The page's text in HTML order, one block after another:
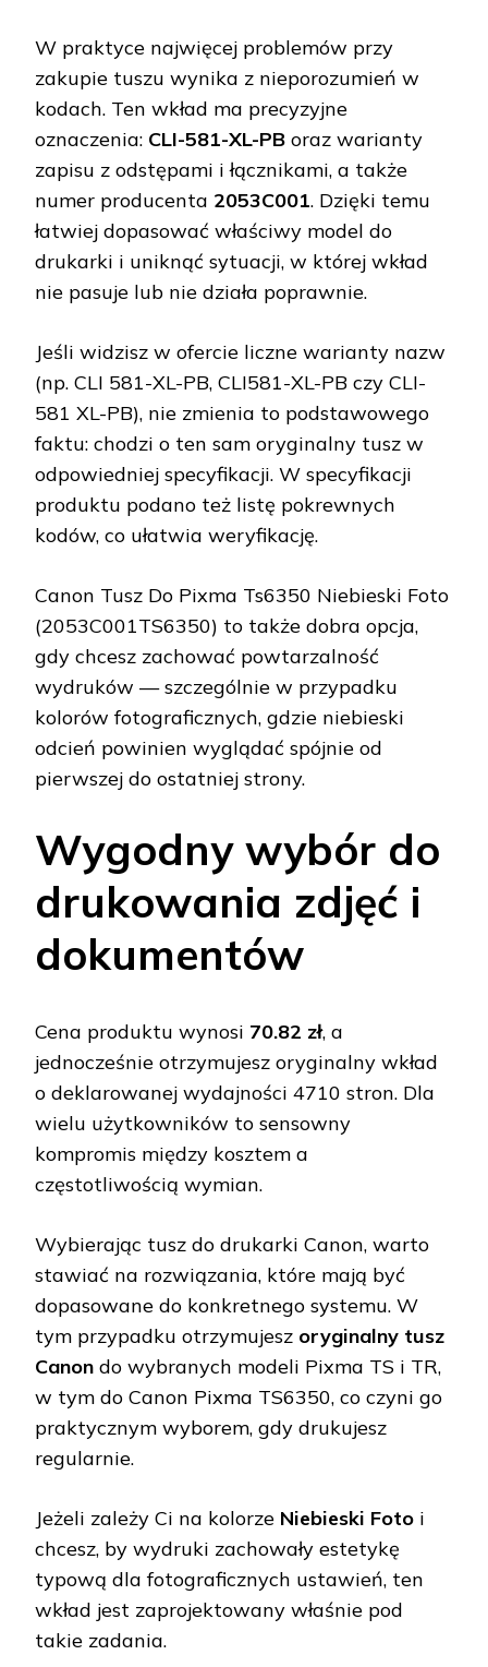
W praktyce najwięcej problemów przy
zakupie tuszu wynika z nieporozumień w
kodach. Ten wkład ma precyzyjne
oznaczenia: CLI-581-XL-PB oraz warianty
zapisu z odstępami i łącznikami, a także
numer producenta 2053C001. Dzięki temu
łatwiej dopasować właściwy model do
drukarki i uniknąć sytuacji, w której wkład
nie pasuje lub nie działa poprawnie.
Jeśli widzisz w ofercie liczne warianty nazw
(np. CLI 581-XL-PB, CLI581-XL-PB czy CLI-
581 XL-PB), nie zmienia to podstawowego
faktu: chodzi o ten sam oryginalny tusz w
odpowiedniej specyfikacji. W specyfikacji
produktu podano też listę pokrewnych
kodów, co ułatwia weryfikację.
Canon Tusz Do Pixma Ts6350 Niebieski Foto
(2053C001TS6350) to także dobra opcja,
gdy chcesz zachować powtarzalność
wydruków — szczególnie w przypadku
kolorów fotograficznych, gdzie niebieski
odcień powinien wyglądać spójnie od
pierwszej do ostatniej strony.
Wygodny wybór do
drukowania zdjęć i
dokumentów
Cena produktu wynosi 70.82 zł, a
jednocześnie otrzymujesz oryginalny wkład
o deklarowanej wydajności 4710 stron. Dla
wielu użytkowników to sensowny
kompromis między kosztem a
częstotliwością wymian.
Wybierając tusz do drukarki Canon, warto
stawiać na rozwiązania, które mają być
dopasowane do konkretnego systemu. W
tym przypadku otrzymujesz oryginalny tusz
Canon do wybranych modeli Pixma TS i TR,
w tym do Canon Pixma TS6350, co czyni go
praktycznym wyborem, gdy drukujesz
regularnie.
Jeżeli zależy Ci na kolorze Niebieski Foto i
chcesz, by wydruki zachowały estetykę
typową dla fotograficznych ustawień, ten
wkład jest zaprojektowany właśnie pod
takie zadania.